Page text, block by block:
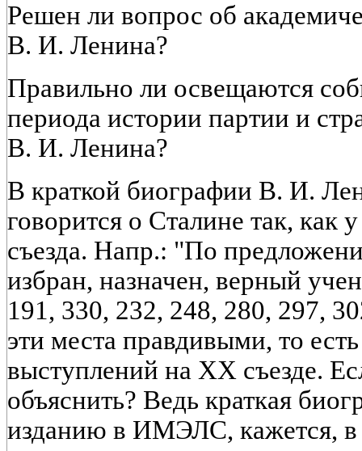
Решен ли вопрос об
В. И. Ленина?
Правильно ли освещаются
периода истории партии и
В. И. Ленина?
В краткой биографии В. И.
говорится о Сталине так, как
съезда. Напр.: "По
избран, назначен, верный
191, 330, 232, 248, 280, 297,
эти места правдивыми, то
выступлений на XX съезде.
объяснить? Ведь краткая
изданию в ИМЭЛС, кажется, в